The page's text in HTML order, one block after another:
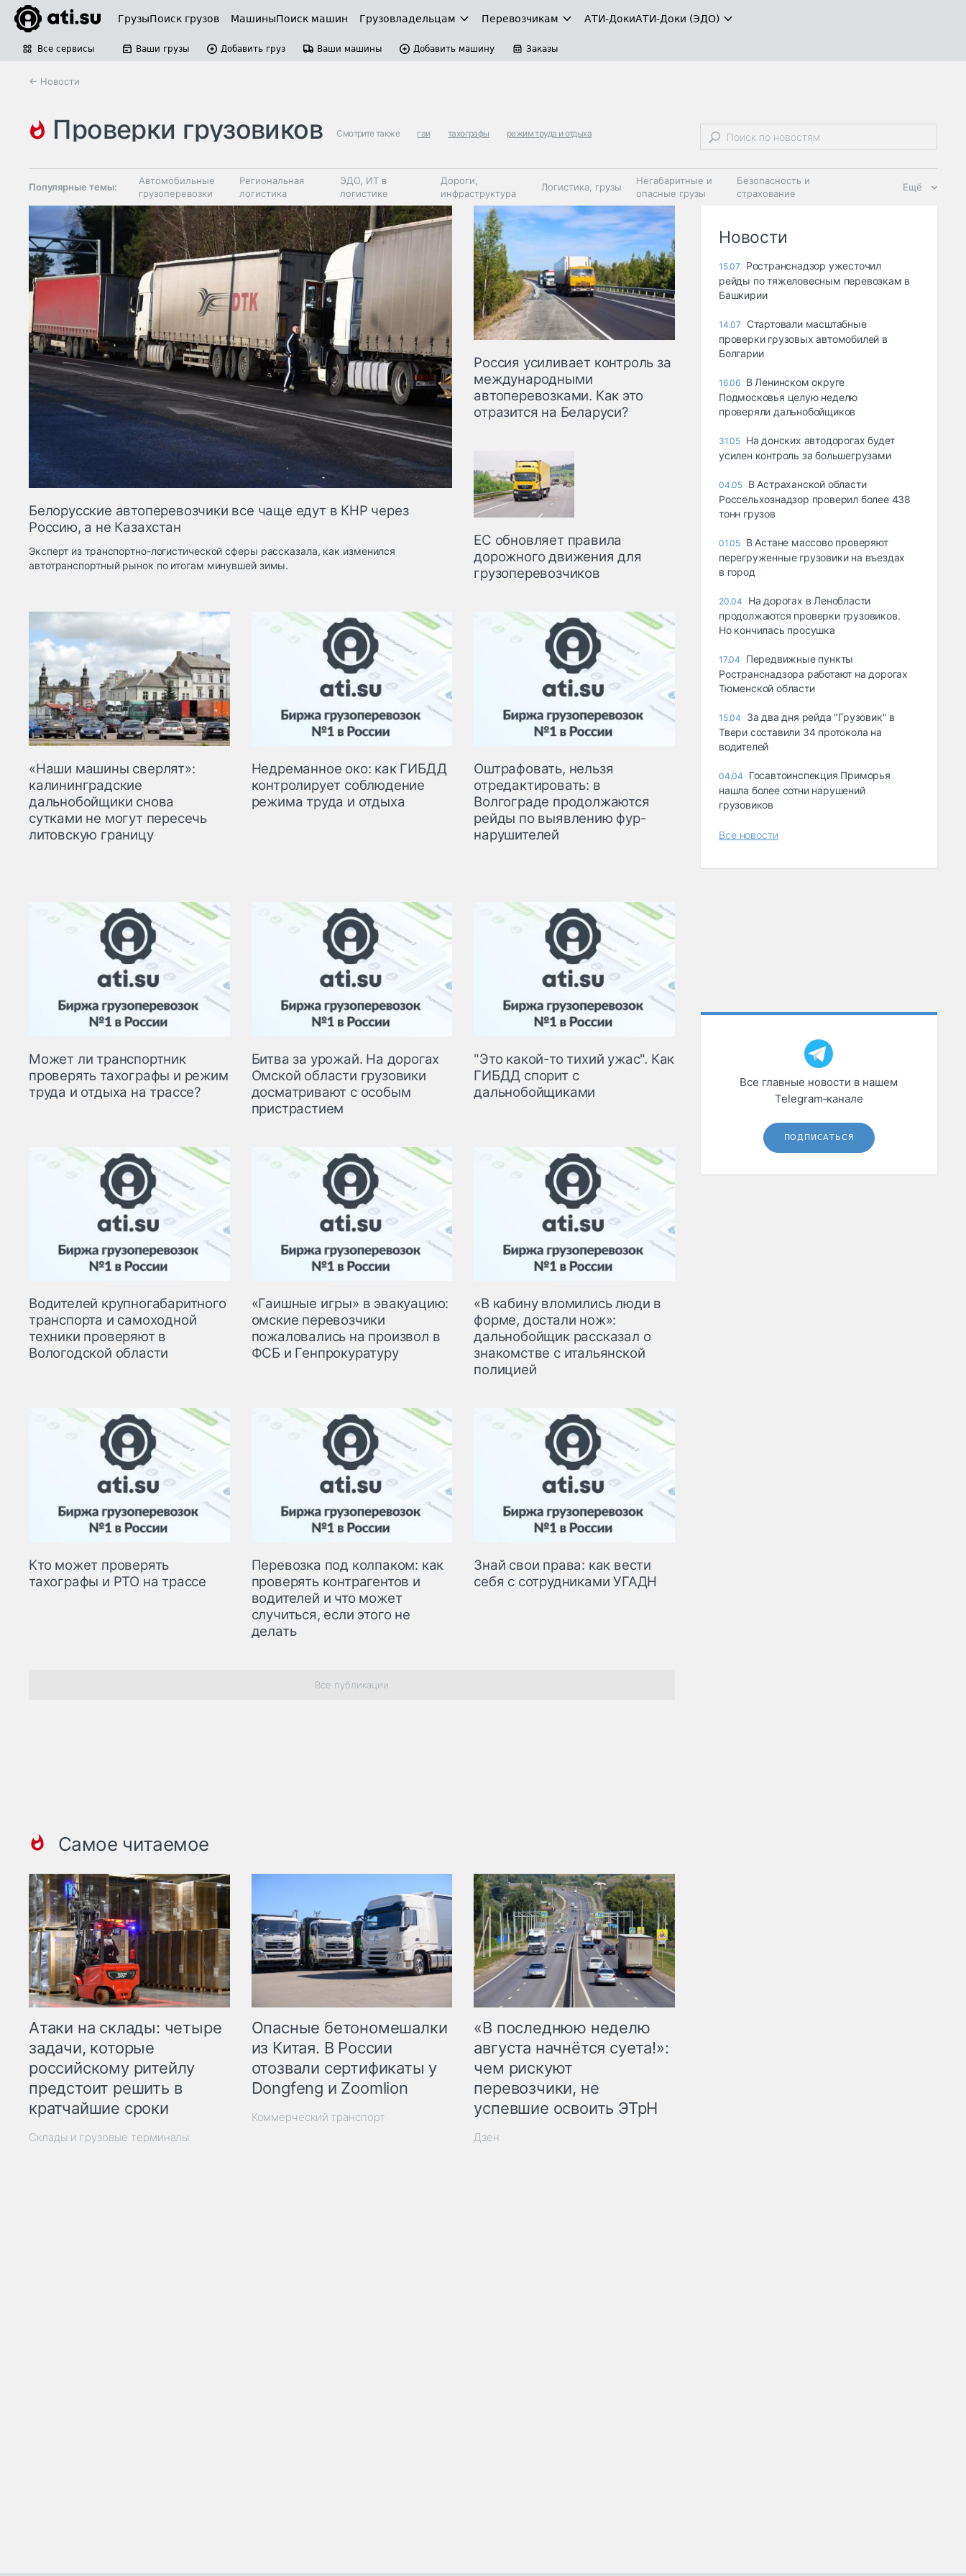
ГрузыПоиск грузов МашиныПоиск машин Грузовладельцам Перевозчикам АТИ-ДокиАТИ-Доки (ЭДО)
Все сервисы Ваши грузы Добавить груз Ваши машины Добавить машину Заказы
← Новости
проверки грузовиков Смотрите также гаи тахографы режим труда и отдыха
Популярные темы:
Автомобильные
грузоперевозки
Региональная
логистика
ЭДО, ИТ в
логистике
Дороги,
инфраструктура
Логистика, грузы
Негабаритные и
опасные грузы
Безопасность и
страхование
Таможня и ВЭД
Склады и
грузовые
терминалы
Коммерческий
транспорт
Спецтехника
Автосервис,
запчасти, шины
Топливо, масла и
автохимия
Ещё
Белорусские автоперевозчики все чаще едут в КНР через
Россию, а не Казахстан
Эксперт из транспортно-логистической сферы рассказала, как изменился
автотранспортный рынок по итогам минувшей зимы.
Россия усиливает контроль за
международными
автоперевозками. Как это
отразится на Беларуси?
ЕС обновляет правила
дорожного движения для
грузоперевозчиков
«Наши машины сверлят»:
калининградские
дальнобойщики снова
сутками не могут пересечь
литовскую границу
Недреманное око: как ГИБДД
контролирует соблюдение
режима труда и отдыха
Оштрафовать, нельзя
отредактировать: в
Волгограде продолжаются
рейды по выявлению фур-
нарушителей
Может ли транспортник
проверять тахографы и режим
труда и отдыха на трассе?
Битва за урожай. На дорогах
Омской области грузовики
досматривают с особым
пристрастием
"Это какой-то тихий ужас". Как
ГИБДД спорит с
дальнобойщиками
Водителей крупногабаритного
транспорта и самоходной
техники проверяют в
Вологодской области
«Гаишные игры» в эвакуацию:
омские перевозчики
пожаловались на произвол в
ФСБ и Генпрокуратуру
«В кабину вломились люди в
форме, достали нож»:
дальнобойщик рассказал о
знакомстве с итальянской
полицией
Кто может проверять
тахографы и РТО на трассе
Перевозка под колпаком: как
проверять контрагентов и
водителей и что может
случиться, если этого не
делать
Знай свои права: как вести
себя с сотрудниками УГАДН
Все публикации
Самое читаемое
Атаки на склады: четыре
задачи, которые
российскому ритейлу
предстоит решить в
кратчайшие сроки
Склады и грузовые терминалы
Опасные бетономешалки
из Китая. В России
отозвали сертификаты у
Dongfeng и Zoomlion
Коммерческий транспорт
«В последнюю неделю
августа начнётся суета!»:
чем рискуют
перевозчики, не
успевшие освоить ЭТрН
Дзен
Новости
15.07
Ространснадзор ужесточил
рейды по тяжеловесным перевозкам в
Башкирии
14.07
Стартовали масштабные
проверки грузовых автомобилей в
Болгарии
16.06 В Ленинском округе
Подмосковья целую неделю
проверяли дальнобойщиков
31.05 На донских автодорогах будет
усилен контроль за большегрузами
04.05 В Астраханской области
Россельхознадзор проверил более 438
тонн грузов
01.05 В Астане массово проверяют
перегруженные грузовики на въездах
в город
20.04
На дорогах в Ленобласти
продолжаются проверки грузовиков.
Но кончилась просушка
17.04
Передвижные пункты
Ространснадзора работают на дорогах
Тюменской области
15.04
За два дня рейда "Грузовик" в
Твери составили 34 протокола на
водителей
04.04
Госавтоинспекция Приморья
нашла более сотни нарушений
грузовиков
Все новости
Все главные новости в нашем
Telegram‑канале
ПОДПИСАТЬСЯ